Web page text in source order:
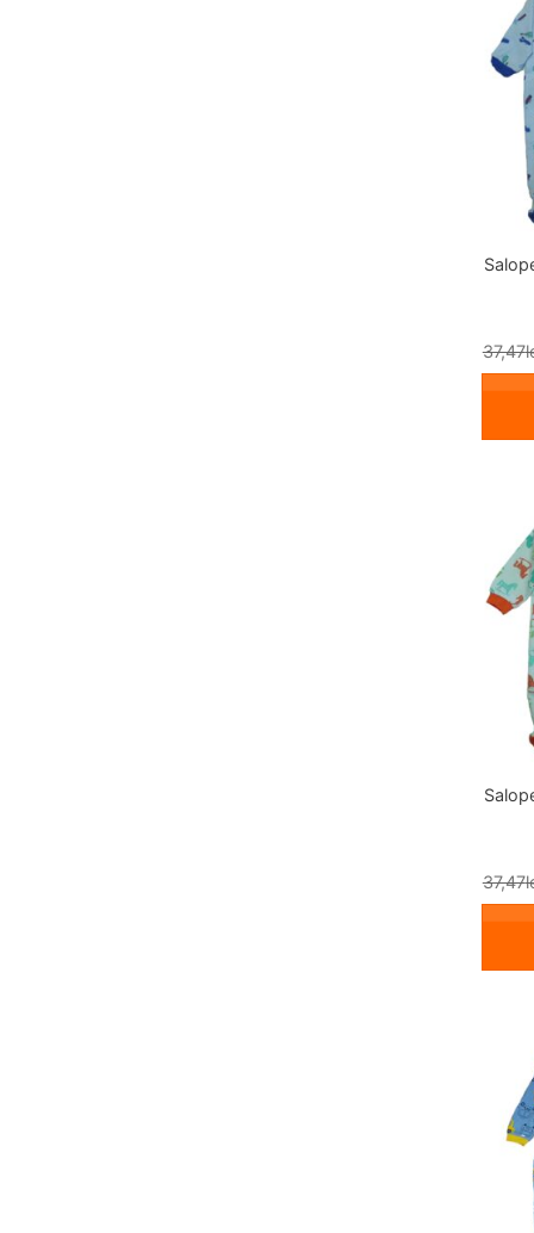
37,47
37,47